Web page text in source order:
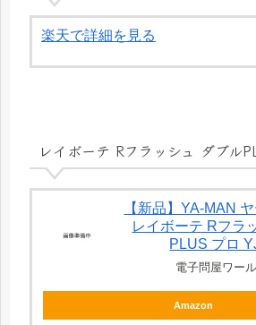
楽天で詳細を見る
レイボーテ Rフラッシュ ダブル
【新品】YA-MAN
レイボーテ Rフラ
PLUS プロ
電子問屋ワー
Amazon